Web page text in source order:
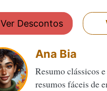
Ver Descontos
Ana Bia
Resumo clássicos
resumos fáceis de